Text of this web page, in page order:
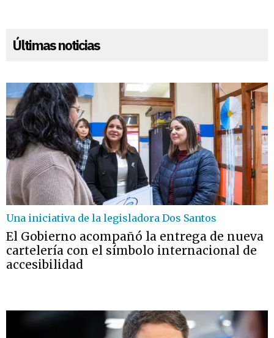
Últimas noticias
Una iniciativa de la legisladora Dos Santos
El Gobierno acompañó la entrega de nueva
cartelería con el símbolo internacional de
accesibilidad